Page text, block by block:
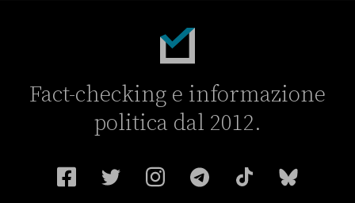
Fact-checking e informazione
politica dal 2012.